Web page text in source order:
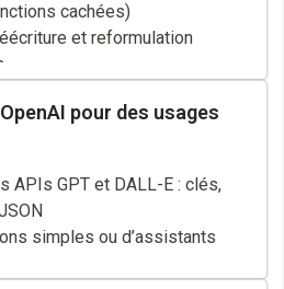
cachées)
et reformulation
et actionnables
pour des usages
APIs GPT et DALL-E : clés,
simples ou d’assistants